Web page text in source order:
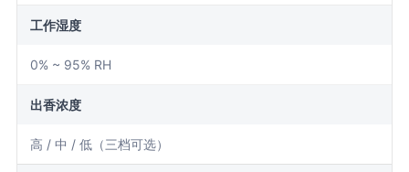
工作湿度
0% ~ 95% RH
出香浓度
高 / 中 / 低（三档可选）